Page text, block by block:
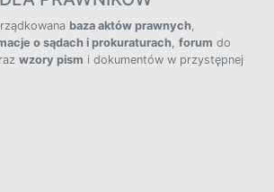
baza aktów prawnych,
o sądach i prokuraturach, forum do
wzory pism i dokumentów w przystępnej